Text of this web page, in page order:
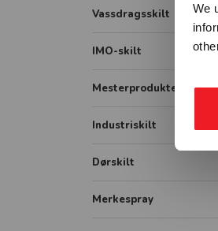
We
Fareskilt
Veiarbeid og
Markering
Vikeplikt og
Container
Vassdragsskilt
Vassdrag målestav
Vassdrag
Vassdrag underskilt
IMO-skilt
IMO Safety signs
IMO Combination signs
Mesterprodukter
Industriskilt
Dørskilt
Merkespray